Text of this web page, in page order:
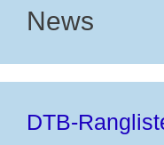
News
DTB-